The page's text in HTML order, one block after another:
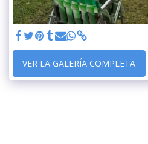
VER LA GALERÍA COMPLETA